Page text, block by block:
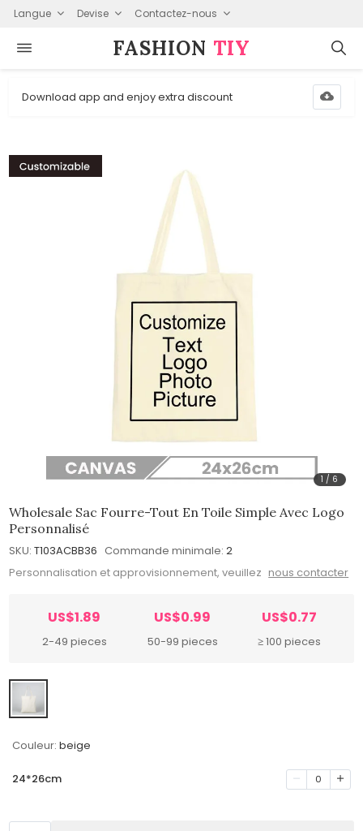
Langue Devise Contactez-nous
FASHION⁠ TIY
Download app and enjoy extra discount
1 / 6
Wholesale Sac Fourre-Tout En Toile Simple Avec Logo
Personnalisé
SKU: T103ACBB36 Commande minimale: 2
Personnalisation et approvisionnement, veuillez nous contacter
US$1.89
2-49 pieces
US$0.99
50-99 pieces
US$0.77
≥ 100 pieces
Couleur: beige
24*26cm 0